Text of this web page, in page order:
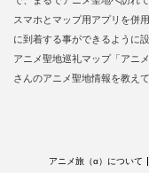
スマホとマップ用アプリを併
に到着する事ができるように
アニメ聖地巡礼マップ「アニ
さんのアニメ聖地情報を教えて
アニメ旅（α）について